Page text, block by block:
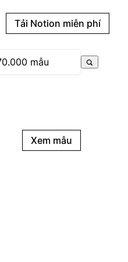
Tải Notion miễn phí
Xem mẫu